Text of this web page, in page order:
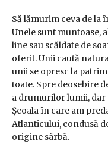
Să lămurim ceva de la
Unele sunt muntoase,
line sau scăldate de
oferit. Unii caută
unii se opresc la
toate. Spre deosebire
a drumurilor lumii, dar
Școala în care am
Atlanticului, condusă
origine sârbă.